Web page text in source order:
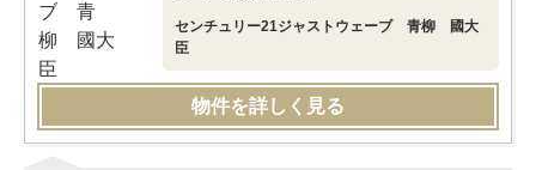
センチュリー21ジャストウェーブ 青柳 國大
臣
物件を詳しく見る